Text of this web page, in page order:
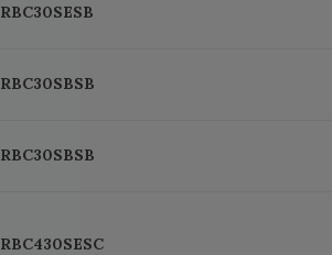
RBC30SESB
RBC30SBSB
RBC30SBSB
RBC430SESC